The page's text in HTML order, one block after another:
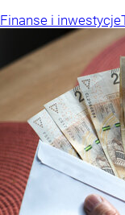
Finanse i inwestycje